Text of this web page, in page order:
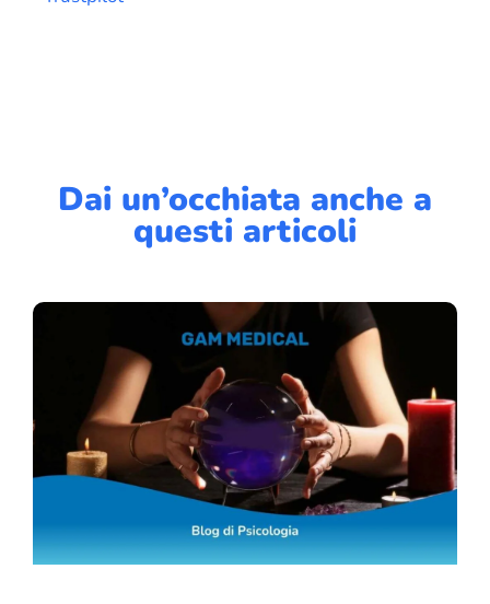
Dai un’occhiata anche a
questi articoli